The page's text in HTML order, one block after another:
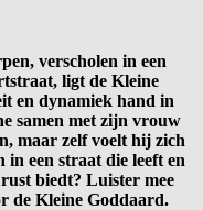
verscholen in een
ligt de Kleine
en dynamiek hand in
samen met zijn vrouw
maar zelf voelt hij zich
in een straat die leeft en
biedt? Luister mee
de Kleine Goddaard.